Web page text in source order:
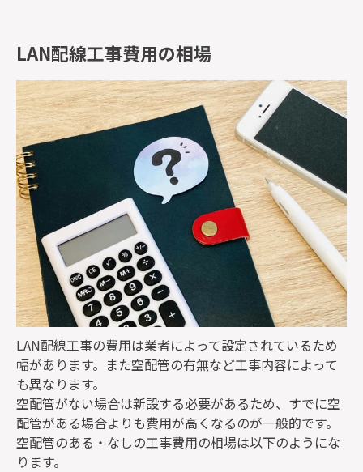
LAN配線工事費用の相場
LAN配線工事の費用は業者によって設定されているため
幅があります。また空配管の有無など工事内容によって
も異なります。
空配管がない場合は新設する必要があるため、すでに空
配管がある場合よりも費用が高くなるのが一般的です。
空配管のある・なしの工事費用の相場は以下のようにな
ります。